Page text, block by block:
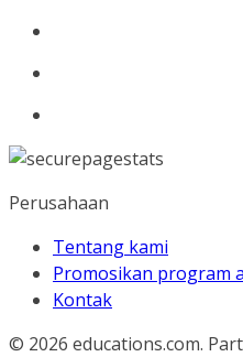
Perusahaan
Tentang kami
Promosikan program
Kontak
© 2026 educations.com.